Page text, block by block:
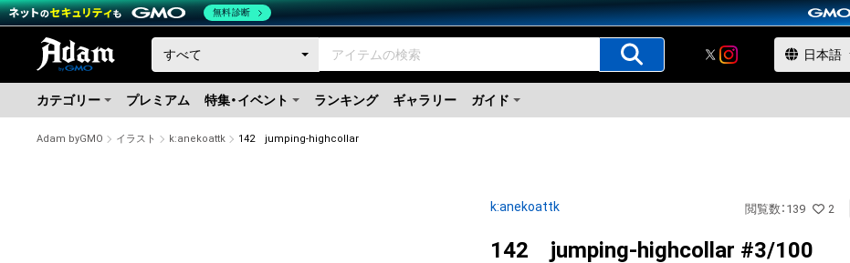
カテゴリー プレミアム 特集・イベント ランキング ギャラリー ガイド
Adam byGMO イラスト k:anekoattk 142 jumping-highcollar
k:anekoattk 閲覧数 ： 139 2
142 jumping-highcollar #3/100
無料診断